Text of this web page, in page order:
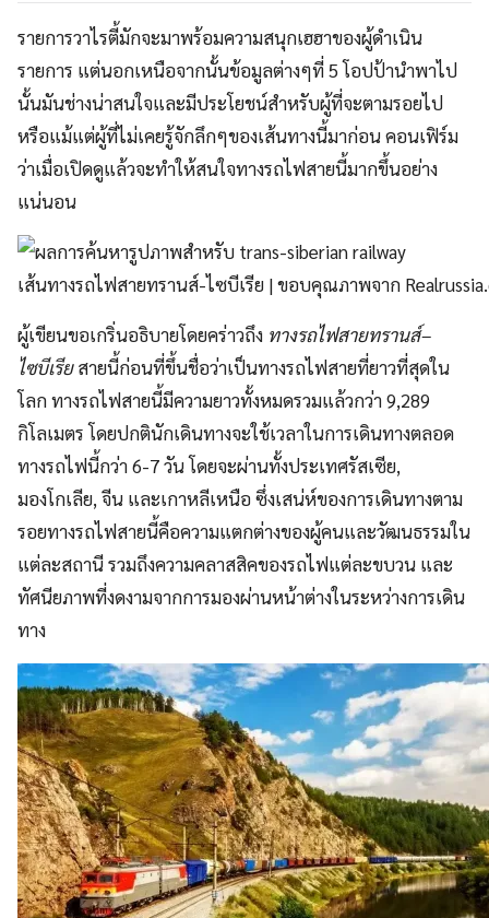
รายการวาไรตี้มักจะมาพร้อมความสนุกเฮฮาของผู้ดำเนิน
รายการ แต่นอกเหนือจากนั้นข้อมูลต่างๆที่ 5 โอปป้านำพาไป
นั้นมันช่างน่าสนใจและมีประโยชน์สำหรับผู้ที่จะตามรอยไป
หรือแม้แต่ผู้ที่ไม่เคยรู้จักลึกๆของเส้นทางนี้มาก่อน คอนเฟิร์ม
ว่าเมื่อเปิดดูแล้วจะทำให้สนใจทางรถไฟสายนี้มากขึ้นอย่าง
แน่นอน
เส้นทางรถไฟสายทรานส์-ไซบีเรีย | ขอบคุณภาพจาก
ผู้เขียนขอเกริ่นอธิบายโดยคร่าวถึง ทางรถไฟสายทรานส์–
ไซบีเรียสายนี้ก่อนที่ขึ้นชื่อว่าเป็นทางรถไฟสายที่ยาวที่สุดใน
โลก ทางรถไฟสายนี้มีความยาวทั้งหมดรวมแล้วกว่า 9,289
กิโลเมตร โดยปกตินักเดินทางจะใช้เวลาในการเดินทางตลอด
ทางรถไฟนี้กว่า 6-7 วัน โดยจะผ่านทั้งประเทศรัสเซีย,
มองโกเลีย, จีน และเกาหลีเหนือ ซึ่งเสน่ห์ของการเดินทางตาม
รอยทางรถไฟสายนี้คือความแตกต่างของผู้คนและวัฒนธรรมใน
แต่ละสถานี รวมถึงความคลาสสิคของรถไฟแต่ละขบวน และ
ทัศนียภาพที่งดงามจากการมองผ่านหน้าต่างในระหว่างการเดิน
ทาง